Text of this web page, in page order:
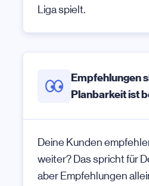
Liga spielt.
Empfehlungen
Planbarkeit ist
Deine Kunden
weiter? Das spricht für
aber Empfehlungen